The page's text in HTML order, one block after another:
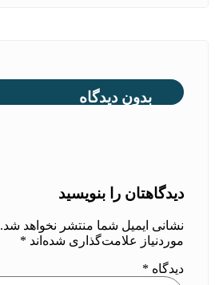
بدون دیدگاه
دیدگاهتان را بنویسید
نشانی ایمیل شما منتشر نخواهد شد.
موردنیاز علامت‌گذاری شده‌اند *
دیدگاه *